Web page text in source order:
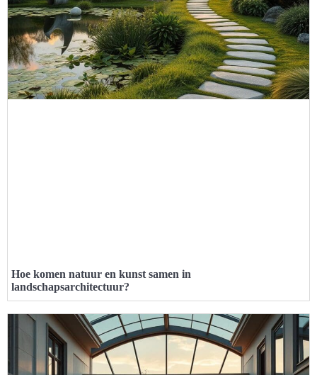
Hoe komen natuur en kunst samen in
landschapsarchitectuur?